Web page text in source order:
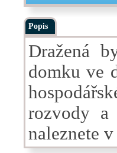
Popis
Dražená
domku ve
rozvody a
naleznete